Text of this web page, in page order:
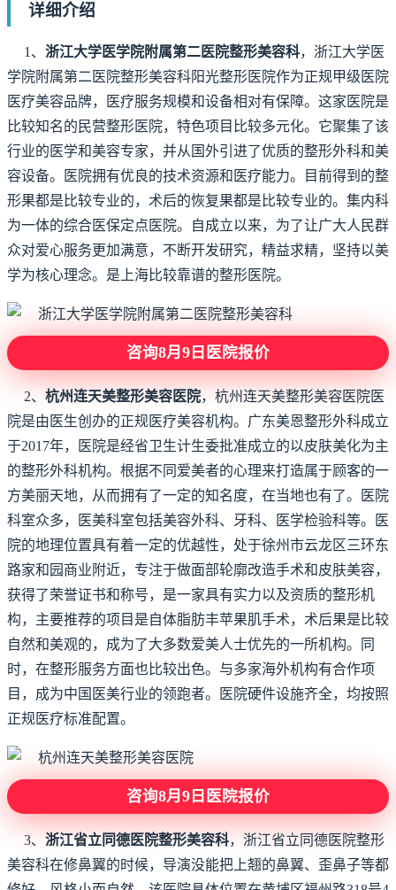
详细介绍
1、浙江大学医学院附属第二医院整形美容科，浙江大学医
学院附属第二医院整形美容科阳光整形医院作为正规甲级医院
医疗美容品牌，医疗服务规模和设备相对有保障。这家医院是
比较知名的民营整形医院，特色项目比较多元化。它聚集了该
行业的医学和美容专家，并从国外引进了优质的整形外科和美
容设备。医院拥有优良的技术资源和医疗能力。目前得到的整
形果都是比较专业的，术后的恢复果都是比较专业的。集内科
为一体的综合医保定点医院。自成立以来，为了让广大人民群
众对爱心服务更加满意，不断开发研究，精益求精，坚持以美
学为核心理念。是上海比较靠谱的整形医院。
咨询8月9日医院报价
2、杭州连天美整形美容医院，杭州连天美整形美容医院医
院是由医生创办的正规医疗美容机构。广东美恩整形外科成立
于2017年，医院是经省卫生计生委批准成立的以皮肤美化为主
的整形外科机构。根据不同爱美者的心理来打造属于顾客的一
方美丽天地，从而拥有了一定的知名度，在当地也有了。医院
科室众多，医美科室包括美容外科、牙科、医学检验科等。医
院的地理位置具有着一定的优越性，处于徐州市云龙区三环东
路家和园商业附近，专注于做面部轮廓改造手术和皮肤美容，
获得了荣誉证书和称号，是一家具有实力以及资质的整形机
构，主要推荐的项目是自体脂肪丰苹果肌手术，术后果是比较
自然和美观的，成为了大多数爱美人士优先的一所机构。同
时，在整形服务方面也比较出色。与多家海外机构有合作项
目，成为中国医美行业的领跑者。医院硬件设施齐全，均按照
正规医疗标准配置。
咨询8月9日医院报价
3、浙江省立同德医院整形美容科，浙江省立同德医院整形
美容科在修鼻翼的时候，导演没能把上翘的鼻翼、歪鼻子等都